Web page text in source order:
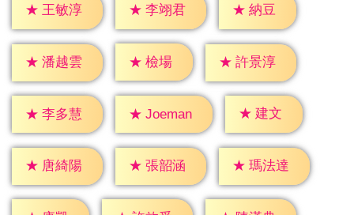
★ 王敏淳 ★ 李翊君 ★ 納豆
★ 潘越雲 ★ 檢場 ★ 許景淳
★ 李多慧 ★ Joeman ★ 建文
★ 唐綺陽 ★ 張韶涵 ★ 瑪法達